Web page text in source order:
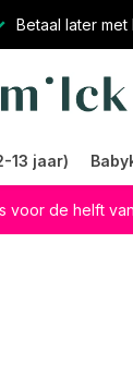
Betaal later met
13 jaar)
voor de helft